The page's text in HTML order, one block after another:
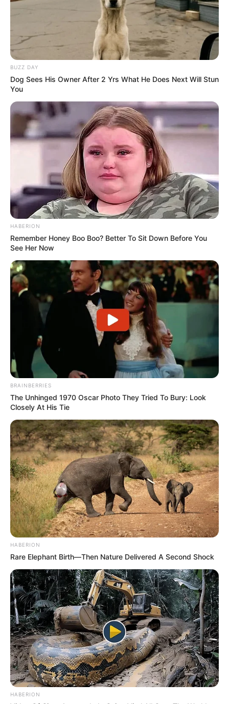
BUZZ DAY
Dog Sees His Owner After 2 Yrs What He Does Next Will Stun
You
HABERION
Remember Honey Boo Boo? Better To Sit Down Before You
See Her Now
BRAINBERRIES
The Unhinged 1970 Oscar Photo They Tried To Bury: Look
Closely At His Tie
HABERION
Rare Elephant Birth—Then Nature Delivered A Second Shock
HABERION